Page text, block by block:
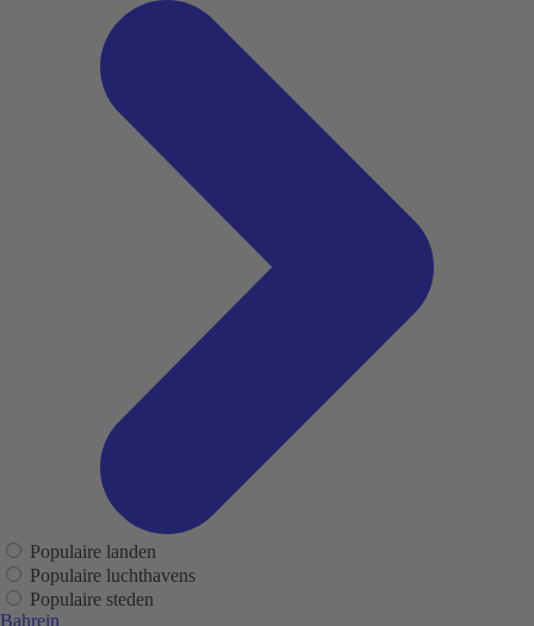
Populaire landen
Populaire luchthavens
Populaire steden
Bahrein